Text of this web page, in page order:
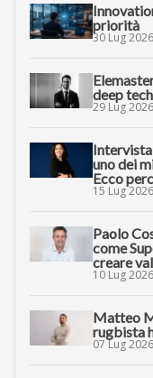
priorità
30 Lug 2026
deep
29 Lug 2026
Intervista
uno dei
Ecco
15 Lug 2026
Paolo
come
creare
10 Lug 2026
Matteo
rugbista
07 Lug 2026